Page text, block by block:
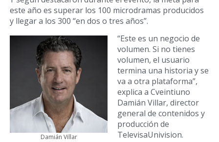
este año es superar los 100 microdramas producidos
y llegar a los 300 “en dos o tres años”.
Damián Villar
“Este es un negocio de
volumen. Si no tienes
volumen, el usuario
termina una historia y se
va a otra plataforma”,
explica a Cveintiuno
Damián Villar, director
general de contenidos y
producción de
TelevisaUnivision.